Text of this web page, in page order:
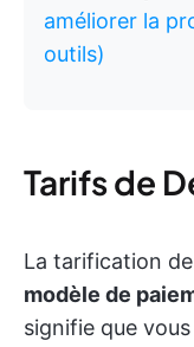
améliorer la
outils)
Tarifs de
La tarification
modèle de
signifie que